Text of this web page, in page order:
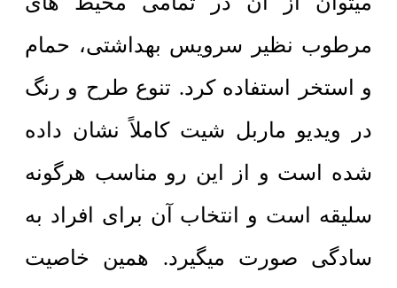
مرطوب نظیر سرویس بهداشتی، حمام
و استخر استفاده کرد. تنوع طرح و رنگ
در ویدیو ماربل شیت کاملاً نشان داده
شده است و از این رو مناسب هرگونه
سلیقه است و انتخاب آن برای افراد به
سادگی صورت میگیرد. همین خاصیت